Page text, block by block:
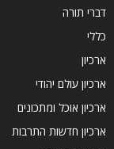
דברי תורה
כללי
ארכיון
ארכיון עולם יהודי
ארכיון אוכל ומתכונים
ארכיון חדשות התרבות